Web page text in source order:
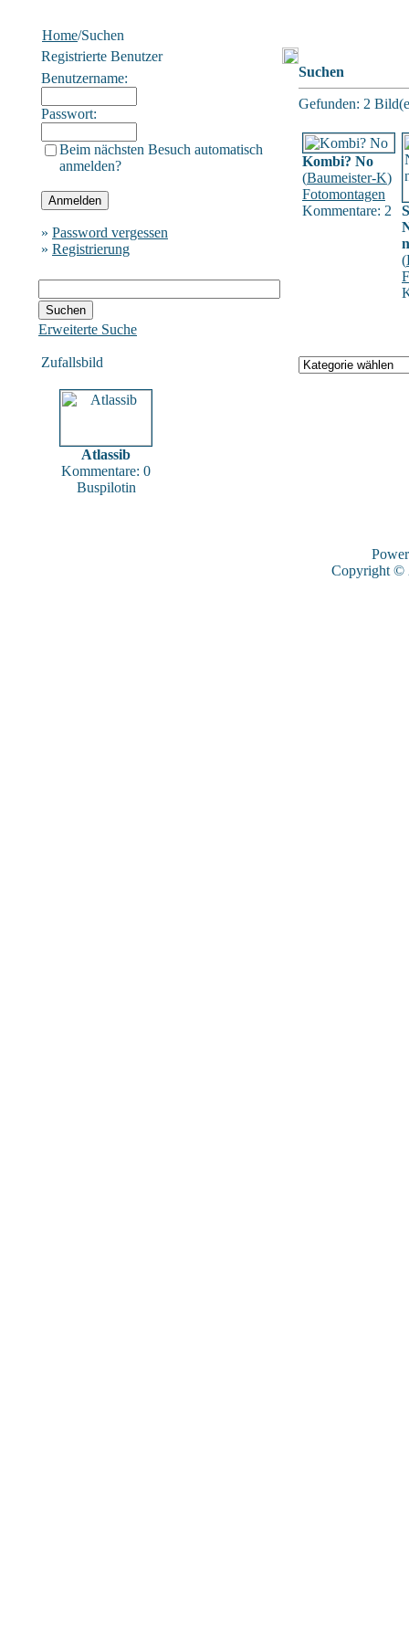
Home/Suchen
Registrierte Benutzer
Benutzername:
Passwort:
Beim nächsten Besuch automatisch
anmelden?
» Password vergessen
» Registrierung
Erweiterte Suche
Zufallsbild
Atlassib
Kommentare: 0
Buspilotin
Suchen
Gefunden: 2
Kombi? No
(Baumeister-K)
Fotomontagen
Kommentare: 2
(
Copyright ©